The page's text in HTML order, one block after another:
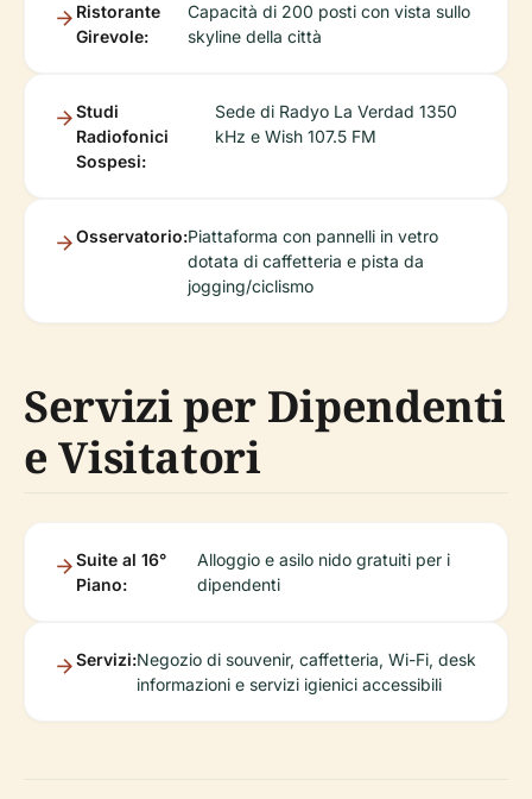
Ristorante
Girevole:
Capacità di 200 posti con vista sullo
skyline della città
Studi
Radiofonici
Sospesi:
Sede di Radyo La Verdad 1350
kHz e Wish 107.5 FM
Osservatorio:Piattaforma con pannelli in vetro
dotata di caffetteria e pista da
jogging/ciclismo
Servizi per Dipendenti
e Visitatori
Suite al 16°
Piano:
Alloggio e asilo nido gratuiti per i
dipendenti
Servizi:Negozio di souvenir, caffetteria, Wi-Fi, desk
informazioni e servizi igienici accessibili